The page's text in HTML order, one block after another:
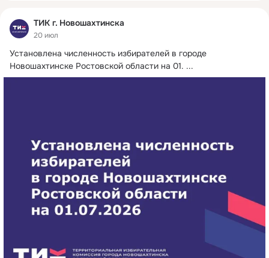
ТИК г. Новошахтинска
20 июл
Установлена численность избирателей в городе
Новошахтинске Ростовской области на 01. ...